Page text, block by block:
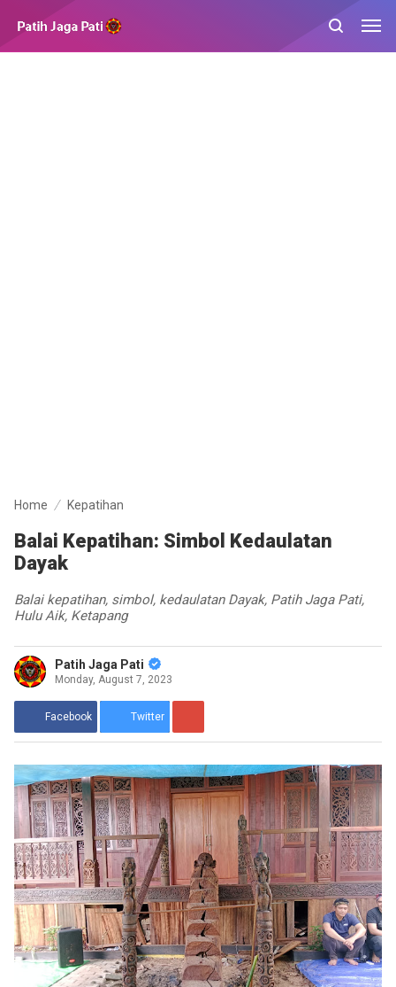
Home Kepatihan
Balai Kepatihan: Simbol Kedaulatan
Dayak
Balai kepatihan, simbol, kedaulatan Dayak, Patih Jaga Pati,
Hulu Aik, Ketapang
Patih Jaga Pati
Monday, August 7, 2023
Facebook Twitter